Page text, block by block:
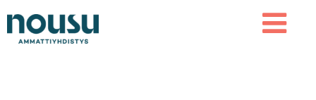
Hyppää
ensisijaiseen
Hyppää
pääsisältöön
Hyppää
alatunnisteeseen